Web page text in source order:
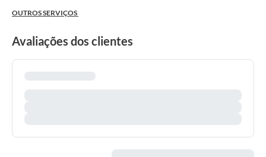
OUTROS SERVIÇOS
Avaliações dos clientes